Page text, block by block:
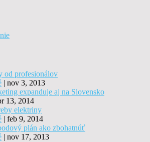
od profesionálov
| nov 3, 2013
expanduje aj na Slovensko
13, 2014
elektriny
| feb 9, 2014
plán ako zbohatnúť
| nov 17, 2013